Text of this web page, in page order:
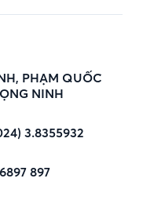
PHẠM QUỐC
NINH
3.8355932
897